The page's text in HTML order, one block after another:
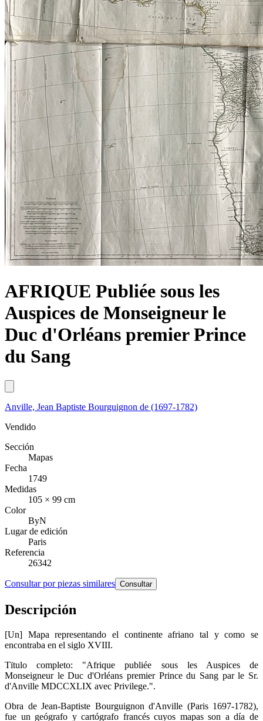
AFRIQUE Publiée sous les
Auspices de Monseigneur le
Duc d'Orléans premier Prince
du Sang
Anville, Jean Baptiste Bourguignon de (1697-1782)
Vendido
Sección
Mapas
Fecha
1749
Medidas
105 × 99 cm
Color
ByN
Lugar de edición
Paris
Referencia
26342
Consultar por piezas similares Consultar
Descripción
[Un] Mapa representando el continente afriano tal y como se
encontraba en el siglo XVIII.
Tïtulo completo: "Afrique publiée sous les Auspices de
Monseigneur le Duc d'Orléans premier Prince du Sang par le Sr.
d'Anville MDCCXLIX avec Privilege.".
Obra de Jean-Baptiste Bourguignon d'Anville (Paris 1697-1782),
fue un geógrafo y cartógrafo francés cuyos mapas son a día de